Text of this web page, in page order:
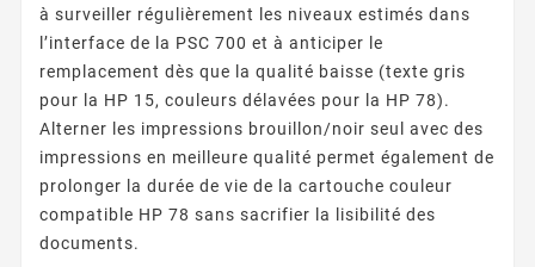
à surveiller régulièrement les niveaux estimés dans
l’interface de la PSC 700 et à anticiper le
remplacement dès que la qualité baisse (texte gris
pour la HP 15, couleurs délavées pour la HP 78).
Alterner les impressions brouillon/noir seul avec des
impressions en meilleure qualité permet également de
prolonger la durée de vie de la cartouche couleur
compatible HP 78 sans sacrifier la lisibilité des
documents.